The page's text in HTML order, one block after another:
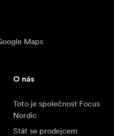
Maps
O nás
Toto je společnost Focus
Nordic
Stát se prodejcem